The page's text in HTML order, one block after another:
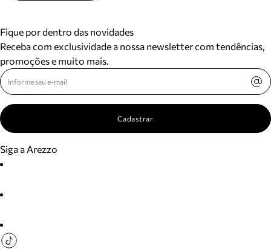
Fique por dentro das novidades
Receba com exclusividade a nossa newsletter com tendências,
promoções e muito mais.
Cadastrar
Siga a Arezzo